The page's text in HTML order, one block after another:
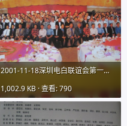
2001-11-18深圳电白联谊会第一期会刊图片01IMG_9731 (19).JPG
1,002.9 KB · 查看: 790